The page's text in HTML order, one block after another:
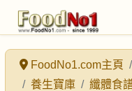
FoodNo1.com主頁
養生寶庫
纖體食